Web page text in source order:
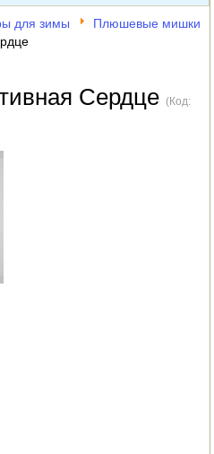
для зимы
Плюшевые мишки
Сердце(Код: